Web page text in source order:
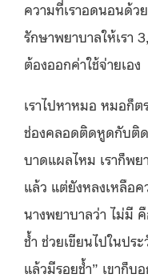
ความที่เราอดนอนด้ว
รักษาพยาบาลให้เรา
ต้องออกค่าใช้จ่ายเอง
เราไปหาหมอ หมอก็ต
ช่องคลอดติดหูดกับติด
บาดแผลไหม เราก็พย
แล้ว แต่ยังหลงเหลือ
นางพยาบาลว่า ไม่มี
ช้ำ ช่วยเขียนไปในปร
แล้วมีรอยช้ำ” เขาก็บ